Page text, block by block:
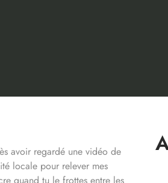
avoir regardé une vidéo de
locale pour relever mes